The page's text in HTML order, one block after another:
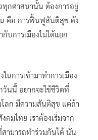
ทุกศาสนานั้น ต้องการอยู่
คือ การฟื้นฟูสันติสุข ดัง
บการเมืองไม่ได้แยก
นการเข้ามาทำการเมือง
วันนี้ อยากจะใช้ชีวิตที่
ลก มีความสันติสุข แต่ถ้า
มไทย เราต้องเริ่มจาก
สามารถทำร่วมกันได้ นั่น